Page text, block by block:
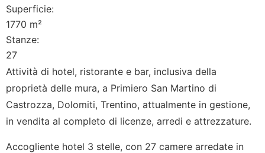
Superficie:
1770 m²
Stanze:
27
Attività di hotel, ristorante e bar, inclusiva della
proprietà delle mura, a Primiero San Martino di
Castrozza, Dolomiti, Trentino, attualmente in gestione,
in vendita al completo di licenze, arredi e attrezzature.
Accogliente hotel 3 stelle, con 27 camere arredate in